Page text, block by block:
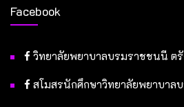
Facebook
วิทยาลัยพยาบาลบรมราชชนนี ต
สโมสรนักศึกษาวิทยาลัยพยาบาล